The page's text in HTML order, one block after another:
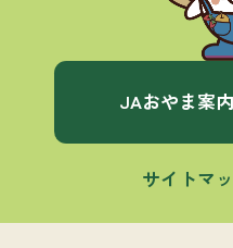
JAおやま案
サイトマ